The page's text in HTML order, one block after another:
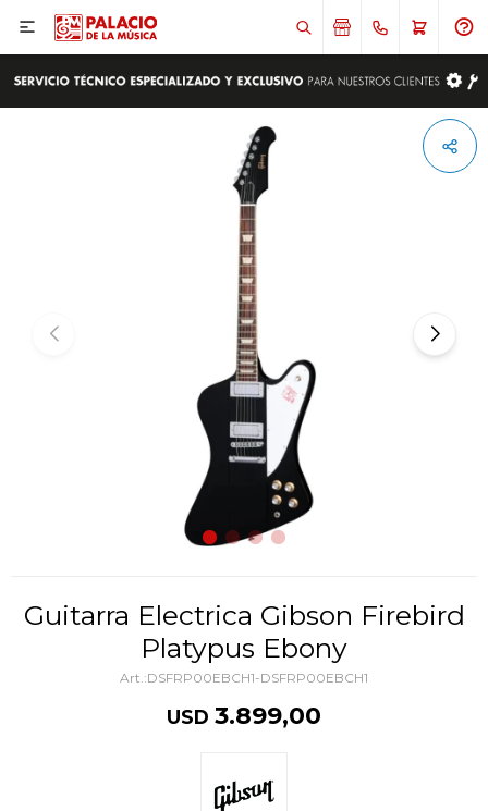

Guitarra Electrica Gibson Firebird
Platypus Ebony
DSFRP00EBCH1-DSFRP00EBCH1
USD 3.899,00